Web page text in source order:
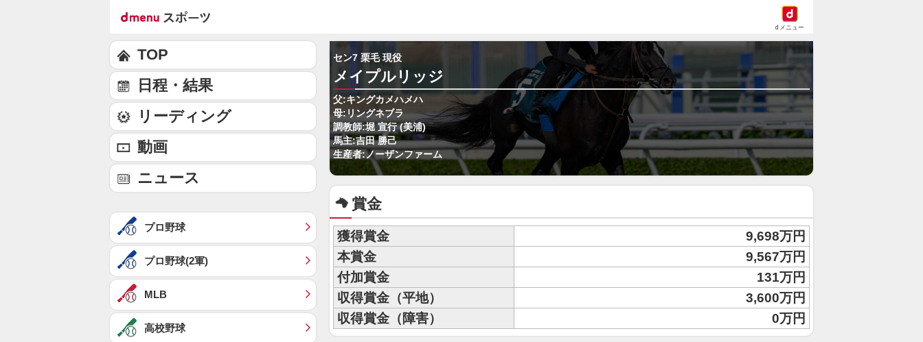
dメニュー
セン7 栗毛 現役
メイプルリッジ
父:キングカメハメハ
母:リングネブラ
調教師:堀 宣行 (美浦)
馬主:吉田 勝己
生産者:ノーザンファーム
賞金
獲得賞金
9,698万円
本賞金
9,567万円
付加賞金
131万円
収得賞金（平地）
3,600万円
収得賞金（障害）
0万円
TOP
日程・結果
リーディング
動画
ニュース
プロ野球
プロ野球(2軍)
MLB
高校野球